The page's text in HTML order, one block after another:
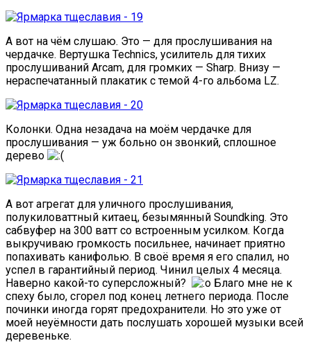
А вот на чём слушаю. Это — для прослушивания на
чердачке. Вертушка Technics, усилитель для тихих
прослушиваний Arcam, для громких — Sharp. Внизу —
нераспечатанный плакатик с темой 4-го альбома LZ.
Колонки. Одна незадача на моём чердачке для
прослушивания — уж больно он звонкий, сплошное
дерево
А вот агрегат для уличного прослушивания,
полукиловаттный китаец, безымянный Soundking. Это
сабвуфер на 300 ватт со встроенным усилком. Когда
выкручиваю громкость посильнее, начинает приятно
попахивать канифолью. В своё время я его спалил, но
успел в гарантийный период. Чинил целых 4 месяца.
Наверно какой-то суперсложный?
Благо мне не к
спеху было, сгорел под конец летнего периода. После
починки иногда горят предохранители. Но это уже от
моей неуёмности дать послушать хорошей музыки всей
деревеньке.